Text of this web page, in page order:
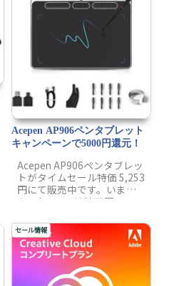
Acepen AP906ペンタブレット
キャンペーンで5000円還元！
Acepen AP906ペンタブレッ
トがタイムセール特価 5,253
円にて販売中です。いまな
ら、Amazon決済画面で
すると4,728円にて購入でき
ます。そして更に凄いのが
公式のTwitter！続きを読む
≫
セール情報